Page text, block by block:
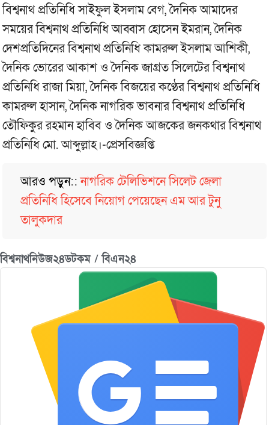
বিশ্বনাথ প্রতিনিধি সাইফুল ইসলাম বেগ, দৈনিক আমাদের
সময়ের বিশ্বনাথ প্রতিনিধি আব্বাস হোসেন ইমরান, দৈনিক
দেশপ্রতিদিনের বিশ্বনাথ প্রতিনিধি কামরুল ইসলাম আশিকী,
দৈনিক ভোরের আকাশ ও দৈনিক জাগ্রত সিলেটের বিশ্বনাথ
প্রতিনিধি রাজা মিয়া, দৈনিক বিজয়ের কণ্ঠের বিশ্বনাথ প্রতিনিধি
কামরুল হাসান, দৈনিক নাগরিক ভাবনার বিশ্বনাথ প্রতিনিধি
তৌফিকুর রহমান হাবিব ও দৈনিক আজকের জনকথার বিশ্বনাথ
প্রতিনিধি মো. আব্দুল্লাহ।-প্রেসবিজ্ঞপ্তি
আরও পড়ুন::নাগরিক টেলিভিশনে সিলেট জেলা
প্রতিনিধি হিসেবে নিয়োগ পেয়েছেন এম আর টুনু
তালুকদার
বিশ্বনাথনিউজ২৪ডটকম / বিএন২৪